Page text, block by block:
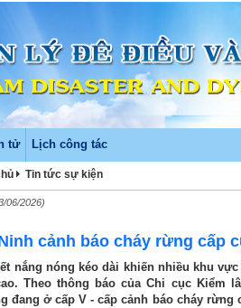
tử Lịch công tác
Tin tức sự kiện
06/2026)
cảnh báo cháy rừng cấp
nắng nóng kéo dài khiến nhiều khu
Theo thông báo của Chi cục Kiểm
đang ở cấp V - cấp cảnh báo cháy